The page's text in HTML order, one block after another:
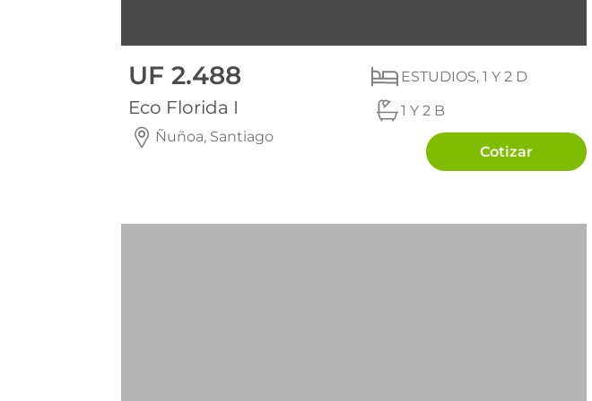
UF 2.488
Eco Florida I
Ñuñoa, Santiago
ESTUDIOS, 1 Y 2 D
1 Y 2 B
Cotizar